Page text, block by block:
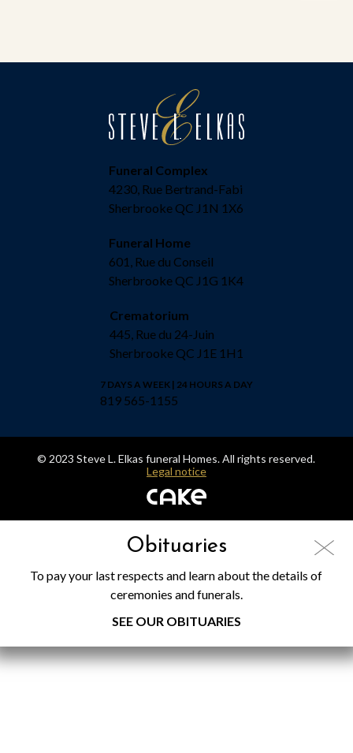
Funeral Complex
4230, Rue Bertrand-Fabi
Sherbrooke QC J1N 1X6
Funeral Home
601, Rue du Conseil
Sherbrooke QC J1G 1K4
Crematorium
445, Rue du 24-Juin
Sherbrooke QC J1E 1H1
7 DAYS A WEEK | 24 HOURS A DAY
819 565-1155
© 2023 Steve L. Elkas funeral Homes. All rights reserved.
Legal notice
Obituaries
To pay your last respects and learn about the details of
ceremonies and funerals.
SEE OUR OBITUARIES